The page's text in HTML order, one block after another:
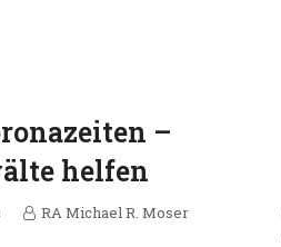
–
helfen
RA Michael R. Moser